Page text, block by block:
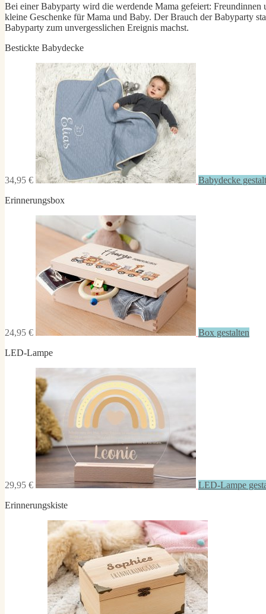
Bei einer Babyparty wird die werdende Mama gefeiert: Freundinnen
kleine Geschenke für Mama und Baby. Der Brauch der Babyparty
Babyparty zum unvergesslichen Ereignis machst.
Bestickte Babydecke
34,95 €
Babydecke
Erinnerungsbox
24,95 €
Box gestalten
LED-Lampe
29,95 €
LED-Lampe
Erinnerungskiste